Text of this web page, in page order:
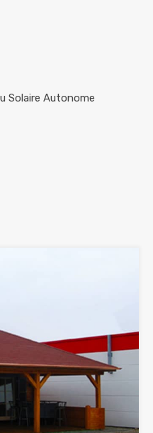
Solaire Autonome